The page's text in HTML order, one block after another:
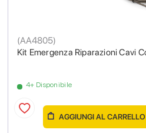
Kit Emergenza Riparazioni Cavi
(AA4805)
4+ Disponibile
AGGIUNGI AL CARRELLO